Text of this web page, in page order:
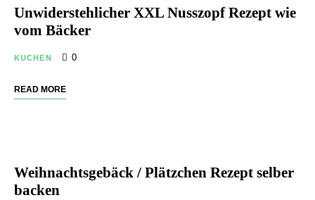
Unwiderstehlicher XXL Nusszopf Rezept wie
vom Bäcker
KUCHEN 0
READ MORE
Weihnachtsgebäck / Plätzchen Rezept selber
backen